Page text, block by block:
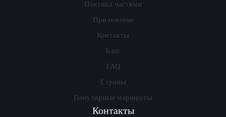
Покупка частями
Приложение
Контакты
Блог
FAQ
Страны
Популярные маршруты
Контакты